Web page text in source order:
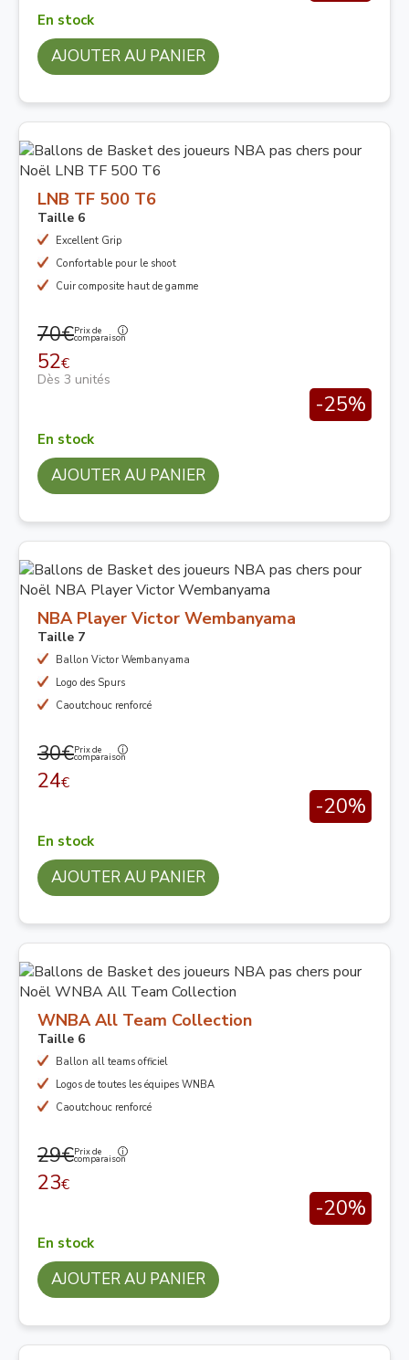
En stock
AJOUTER AU PANIER
LNB TF 500 T6
Taille 6
Excellent Grip
Confortable pour le shoot
Cuir composite haut de gamme
70€Prix de
comparaison
52€
Dès 3 unités
-25%
En stock
AJOUTER AU PANIER
NBA Player Victor Wembanyama
Taille 7
Ballon Victor Wembanyama
Logo des Spurs
Caoutchouc renforcé
30€Prix de
comparaison
24€
-20%
En stock
AJOUTER AU PANIER
WNBA All Team Collection
Taille 6
Ballon all teams officiel
Logos de toutes les équipes WNBA
Caoutchouc renforcé
29€Prix de
comparaison
23€
-20%
En stock
AJOUTER AU PANIER